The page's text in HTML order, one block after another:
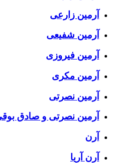
آرمین زارعی
آرمین شفیعی
آرمین فیروزی
آرمین مکری
آرمین نصرتی
آرمین نصرتی و صادق بوقی
آرن
آرن آریا